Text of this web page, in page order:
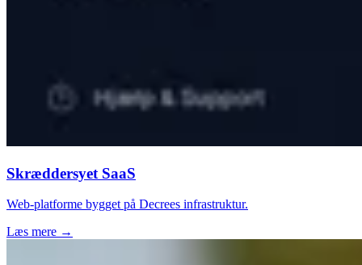
Skræddersyet SaaS
Web-platforme bygget på Decrees infrastruktur.
Læs mere →